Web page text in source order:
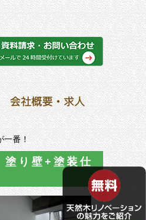
一番！
り壁+塗装仕